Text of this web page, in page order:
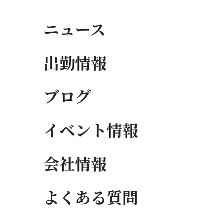
ニュース
出勤情報
ブログ
イベント情報
会社情報
よくある質問